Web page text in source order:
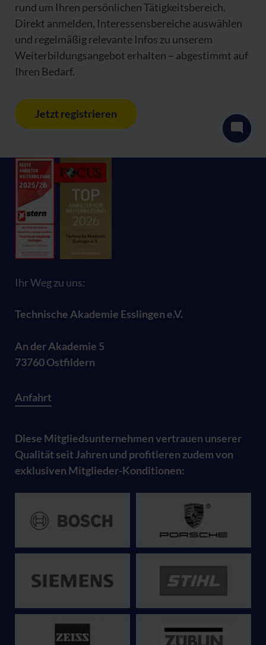
rund um Ihren persönlichen Tätigkeitsbereich.
Direkt anmelden, Interessensbereiche auswählen
und regelmäßig relevante Infos zu unserem
Weiterbildungsangebot erhalten – abgestimmt auf
Ihren Bedarf.
Jetzt registrieren
Ihr Weg zu uns:
Technische Akademie Esslingen e.V.
An der Akademie 5
73760 Ostfildern
Anfahrt
Diese Mitgliedsunternehmen vertrauen unserer
Qualität seit Jahren und profitieren zudem von
exklusiven Mitglieder-Konditionen: